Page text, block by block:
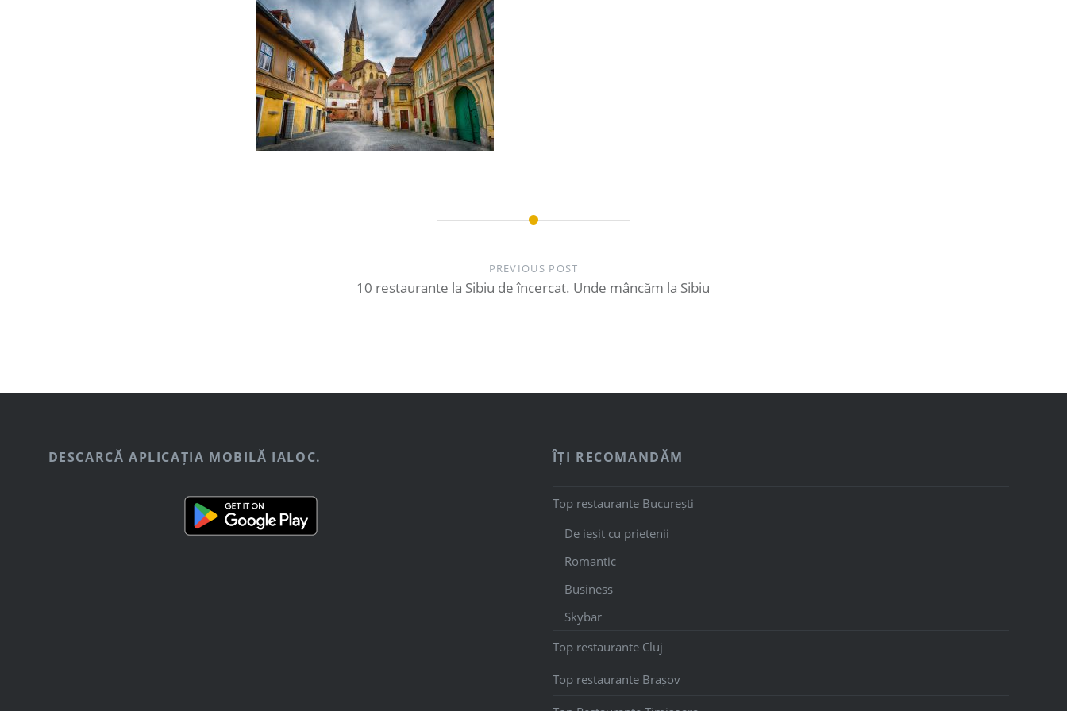
PREVIOUS POST
10 restaurante la Sibiu de încercat. Unde mâncăm la Sibiu
DESCARCĂ APLICAȚIA MOBILĂ IALOC. ÎȚI RECOMANDĂM
Top restaurante București
De ieșit cu prietenii
Romantic
Business
Skybar
Top restaurante Cluj
Top restaurante Brașov